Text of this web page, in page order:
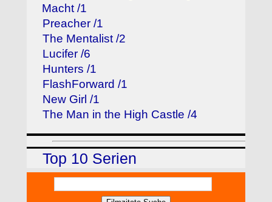
Macht /1
Preacher /1
The Mentalist /2
Lucifer /6
Hunters /1
FlashForward /1
New Girl /1
The Man in the High Castle /4
Top 10 Serien